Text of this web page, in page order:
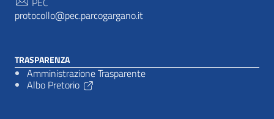
protocollo@pec.parcogargano.it
TRASPARENZA
Amministrazione Trasparente
Albo Pretorio